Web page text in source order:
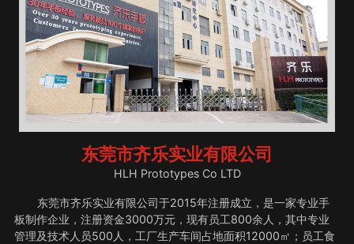
东莞市齐乐实业有限公司
HLH Prototypes Co LTD
东莞市齐乐实业有限公司于2015年注册成立，是一家专业手
板制作企业，注册资金3000万元，现有员工800余人，其中专业
管理及技术人员500人，工厂生产车间占地面积12000㎡；员工食